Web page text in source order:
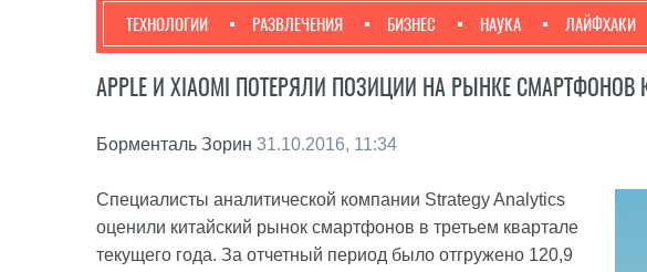
ТЕХНОЛОГИИ РАЗВЛЕЧЕНИЯ БИЗНЕС НАУКА ЛАЙФХАКИ
APPLE И XIAOMI ПОТЕРЯЛИ ПОЗИЦИИ НА РЫНКЕ СМАРТФОНОВ
Борменталь Зорин 31.10.2016, 11:34
Специалисты аналитической компании Strategy Analytics
оценили китайский рынок смартфонов в третьем квартале
текущего года. За отчетный период было отгружено 120,9